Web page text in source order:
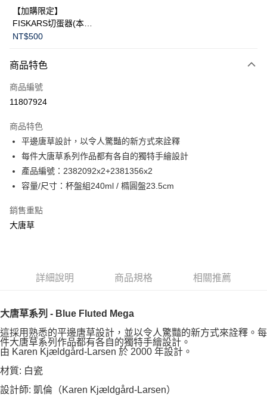
臺灣中小企業銀行
匯豐（台灣）商業銀行
聯邦商業銀行
元大商業銀行
台新國際商業銀行
運送方式
黑貓宅急便
【加購限定】
FISKARS切蛋器(本商
品不提供破損保證)
NT$500
商品特色
商品編號
11807924
商品特色
平邊唐草設計，以令人驚豔的新方式來詮釋
每件大唐草系列作品都有各自的獨特手繪設計
產品編號：2382092x2+2381356x2
容量/尺寸：杯盤組240ml / 橢圓盤23.5cm
銷售重點
大唐草
詳細說明 商品規格 相關推薦
大唐草系列 - Blue Fluted Mega
這採用熟悉的平邊唐草設計，並以令人驚豔的新方式來詮釋。每
件大唐草系列作品都有各自的獨特手繪設計。
由 Karen Kjældgård-Larsen 於 2000 年設計。
材質: 白瓷
設計師: 凱倫（Karen Kjældgård-Larsen）